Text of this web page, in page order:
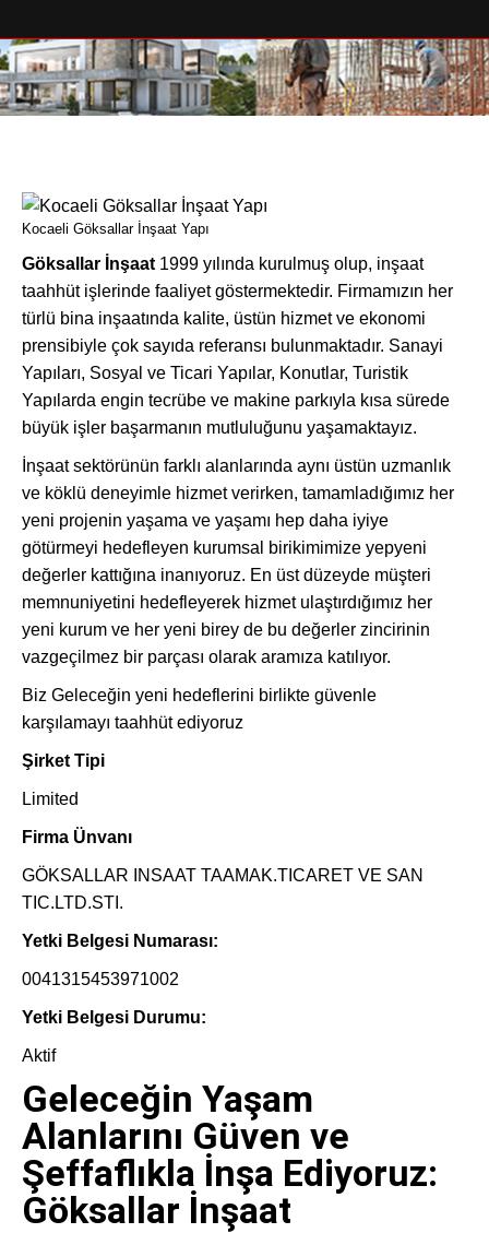
You are here:
Kocaeli Göksallar İnşaat Yapı
Göksallar İnşaat 1999 yılında kurulmuş olup, inşaat
taahhüt işlerinde faaliyet göstermektedir. Firmamızın her
türlü bina inşaatında kalite, üstün hizmet ve ekonomi
prensibiyle çok sayıda referansı bulunmaktadır. Sanayi
Yapıları, Sosyal ve Ticari Yapılar, Konutlar, Turistik
Yapılarda engin tecrübe ve makine parkıyla kısa sürede
büyük işler başarmanın mutluluğunu yaşamaktayız.
İnşaat sektörünün farklı alanlarında aynı üstün uzmanlık
ve köklü deneyimle hizmet verirken, tamamladığımız her
yeni projenin yaşama ve yaşamı hep daha iyiye
götürmeyi hedefleyen kurumsal birikimimize yepyeni
değerler kattığına inanıyoruz. En üst düzeyde müşteri
memnuniyetini hedefleyerek hizmet ulaştırdığımız her
yeni kurum ve her yeni birey de bu değerler zincirinin
vazgeçilmez bir parçası olarak aramıza katılıyor.
Biz Geleceğin yeni hedeflerini birlikte güvenle
karşılamayı taahhüt ediyoruz
Şirket Tipi
Limited
Firma Ünvanı
GÖKSALLAR INSAAT TAAMAK.TICARET VE SAN
TIC.LTD.STI.
Yetki Belgesi Numarası:
0041315453971002
Yetki Belgesi Durumu:
Aktif
Geleceğin Yaşam
Alanlarını Güven ve
Şeffaflıkla İnşa Ediyoruz:
Göksallar İnşaat